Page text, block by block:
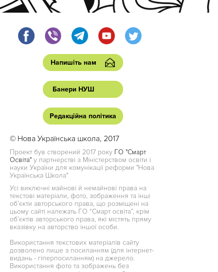
Напишіть нам
Банери НУШ
Редакційна політика
© Нова Українська школа, 2017
Проект був створений 2017 року ГО "Смарт
Освіта" у партнерстві з Міністерством освіти і
науки України для комунікації реформи "Нова
Українська Школа"
Усі виключні майнові й немайнові права на
текстові матеріали, фото, зображення та інші
об’єкти авторського права, що розміщені на
цьому сайті належать ГО “Смарт освіта”, крім
об’єктів авторського права, які містять пряму
вказівку на авторство іншої особи.
Використання текстових матеріалів сайту
дозволено лише з посиланням (для інтернет-
видань - гіперпосиланням) на джерело.
Використання фото та зображень без